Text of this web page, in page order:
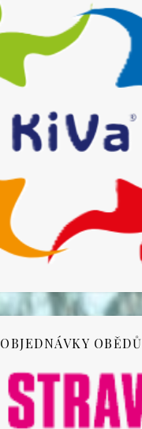
OBJEDNÁVKY OBĚDŮ